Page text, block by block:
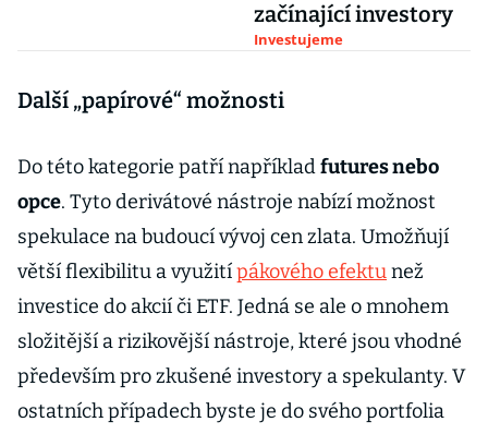
začínající investory
Investujeme
Další „papírové“ možnosti
Do této kategorie patří napříkladfutures nebo
opce. Tyto derivátové nástroje nabízí možnost
spekulace na budoucí vývoj cen zlata. Umožňují
větší flexibilitu a využitípákového efektunež
investice do akcií či ETF. Jedná se ale o mnohem
složitější a rizikovější nástroje, které jsou vhodné
především pro zkušené investory a spekulanty. V
ostatních případech byste je do svého portfolia